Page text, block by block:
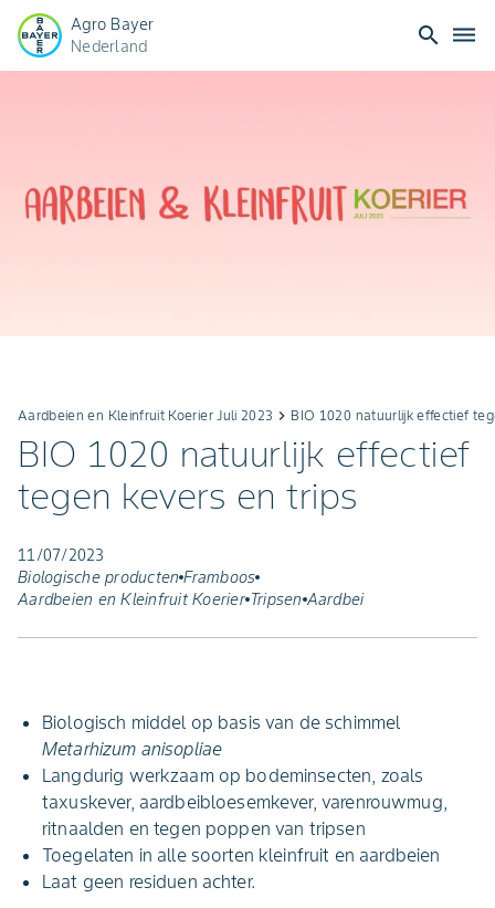
Agro Bayer
Nederland
search dehaze
Aardbeien en Kleinfruit Koerier Juli 2023 keyboard_arrow_right BIO 1020 natuurlijk effectief
BIO 1020 natuurlijk effectief
tegen kevers en trips
11/07/2023
Biologische producten Framboos
Aardbeien en Kleinfruit Koerier Tripsen Aardbei
Biologisch middel op basis van de schimmel
Metarhizum anisopliae
Langdurig werkzaam op bodeminsecten, zoals
taxuskever, aardbeibloesemkever, varenrouwmug,
ritnaalden en tegen poppen van tripsen
Toegelaten in alle soorten kleinfruit en aardbeien
Laat geen residuen achter.